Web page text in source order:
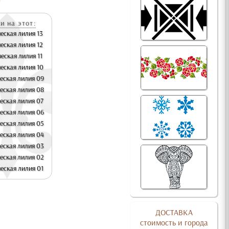
ДОСТАВКА
стоимость и города
на этот:
лилия 13
лилия 12
лилия 11
лилия 10
лилия 09
лилия 08
лилия 07
лилия 06
лилия 05
лилия 04
лилия 03
лилия 02
лилия 01